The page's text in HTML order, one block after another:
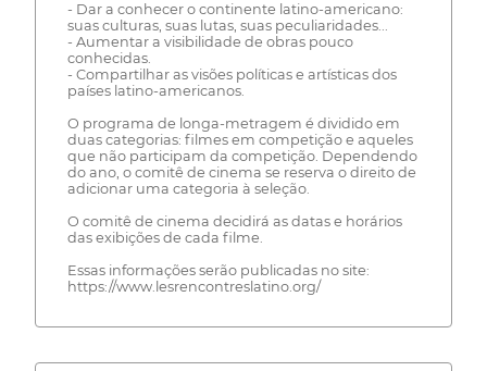
- Dar a conhecer o continente latino-americano:
suas culturas, suas lutas, suas peculiaridades...
- Aumentar a visibilidade de obras pouco
conhecidas.
- Compartilhar as visões políticas e artísticas dos
países latino-americanos.
O programa de longa-metragem é dividido em
duas categorias: filmes em competição e aqueles
que não participam da competição. Dependendo
do ano, o comitê de cinema se reserva o direito de
adicionar uma categoria à seleção.
O comitê de cinema decidirá as datas e horários
das exibições de cada filme.
Essas informações serão publicadas no site:
https://www.lesrencontreslatino.org/